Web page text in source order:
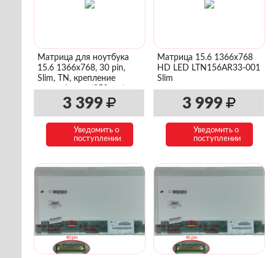
Матрица для ноутбука
15.6 1366x768, 30 pin,
Slim, TN, крепление
сверху/снизу (350mm)
3 399
Уведомить о
поступлении
Матрица 15.6 1366x768
HD LED LTN156AR33-001
Slim
3 999
Уведомить о
поступлении